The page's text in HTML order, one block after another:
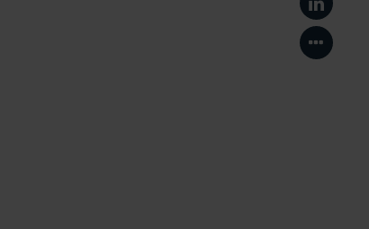
在
显示更